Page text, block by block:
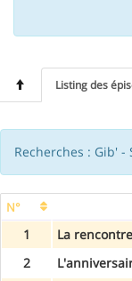
Listing des
Recherches : Gib' -
N°
1
La rencontre
2